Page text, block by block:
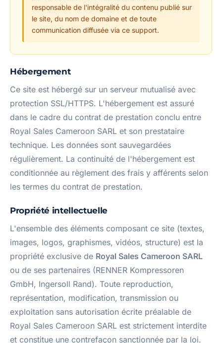
responsable de l'intégralité du contenu publié sur
le site, du nom de domaine et de toute
communication diffusée via ce support.
Hébergement
Ce site est hébergé sur un serveur mutualisé avec
protection SSL/HTTPS. L'hébergement est assuré
dans le cadre du contrat de prestation conclu entre
Royal Sales Cameroon SARL et son prestataire
technique. Les données sont sauvegardées
régulièrement. La continuité de l'hébergement est
conditionnée au règlement des frais y afférents selon
les termes du contrat de prestation.
Propriété intellectuelle
L'ensemble des éléments composant ce site (textes,
images, logos, graphismes, vidéos, structure) est la
propriété exclusive de Royal Sales Cameroon SARL
ou de ses partenaires (RENNER Kompressoren
GmbH, Ingersoll Rand). Toute reproduction,
représentation, modification, transmission ou
exploitation sans autorisation écrite préalable de
Royal Sales Cameroon SARL est strictement interdite
et constitue une contrefaçon sanctionnée par la loi.